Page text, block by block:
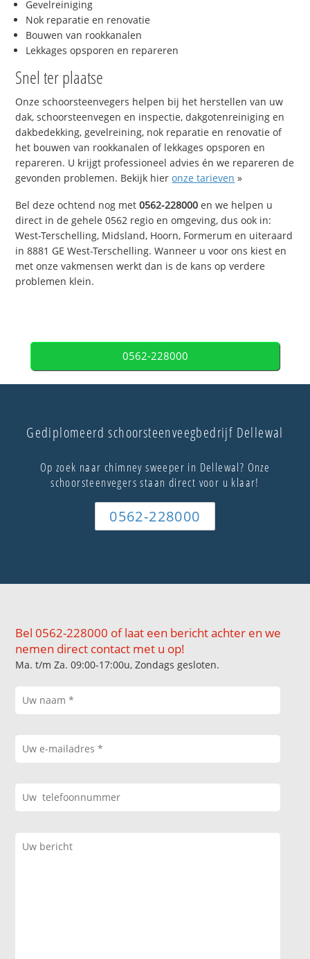
Gevelreiniging
Nok reparatie en renovatie
Bouwen van rookkanalen
Lekkages opsporen en repareren
Snel ter plaatse
Onze schoorsteenvegers helpen bij het herstellen van uw
dak, schoorsteenvegen en inspectie, dakgotenreiniging en
dakbedekking, gevelreining, nok reparatie en renovatie of
het bouwen van rookkanalen of lekkages opsporen en
repareren. U krijgt professioneel advies én we repareren de
gevonden problemen. Bekijk hieronze tarieven »
Bel deze ochtend nog met0562-228000 en we helpen u
direct in de gehele 0562 regio en omgeving, dus ook in:
West-Terschelling, Midsland, Hoorn, Formerum en uiteraard
in 8881 GE West-Terschelling. Wanneer u voor ons kiest en
met onze vakmensen werkt dan is de kans op verdere
problemen klein.
0562-228000
Gediplomeerd schoorsteenveegbedrijf Dellewal
Op zoek naar chimney sweeper in Dellewal? Onze
schoorsteenvegers staan direct voor u klaar!
0562-228000
Bel 0562-228000 of laat een bericht achter en we
nemen direct contact met u op!
Ma. t/m Za. 09:00-17:00u, Zondags gesloten.